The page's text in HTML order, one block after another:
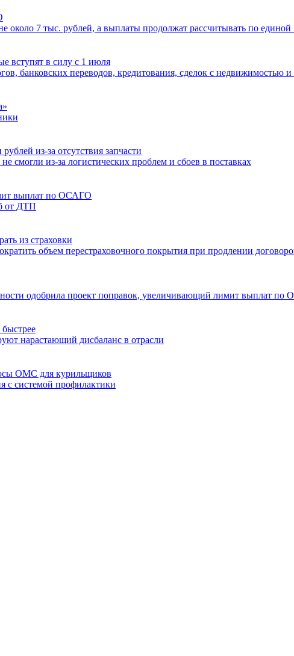
около 7 тыс. рублей, а выплаты продолжат рассчитывать по единой
вступят в силу с 1 июля
банковских переводов, кредитования, сделок с недвижимостью и
из-за отсутствия запчасти
смогли из-за логистических проблем и сбоев в поставках
выплат по ОСАГО
от ДТП
из страховки
объем перестраховочного покрытия при продлении
одобрила проект поправок, увеличивающий лимит выплат по
нарастающий дисбаланс в отрасли
ОМС для курильщиков
с системой профилактики